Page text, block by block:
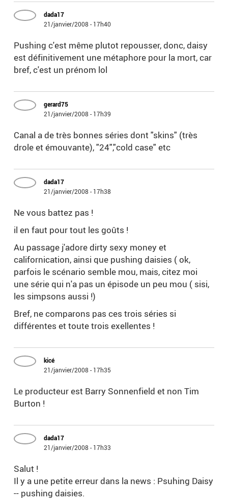
dada17
21/janvier/2008 - 17h40
Pushing c'est même plutot repousser, donc, daisy
est définitivement une métaphore pour la mort, car
bref, c'est un prénom lol
gerard75
21/janvier/2008 - 17h39
Canal a de très bonnes séries dont "skins" (très
drole et émouvante), "24","cold case" etc
dada17
21/janvier/2008 - 17h38
Ne vous battez pas !
il en faut pour tout les goûts !
Au passage j'adore dirty sexy money et
californication, ainsi que pushing daisies ( ok,
parfois le scénario semble mou, mais, citez moi
une série qui n'a pas un épisode un peu mou ( sisi,
les simpsons aussi !)
Bref, ne comparons pas ces trois séries si
différentes et toute trois exellentes !
kicé
21/janvier/2008 - 17h35
Le producteur est Barry Sonnenfield et non Tim
Burton !
dada17
21/janvier/2008 - 17h33
Salut !
Il y a une petite erreur dans la news : Psuhing Daisy
-- pushing daisies.